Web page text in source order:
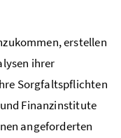
erstellen
ihrer
Sorgfaltspflichten
Finanzinstitute
angeforderten